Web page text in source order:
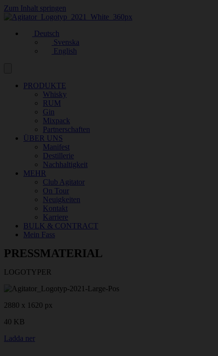
Zum Inhalt springen
Deutsch
Svenska
English
PRODUKTE
Whisky
RUM
Gin
Mixpack
Partnerschaften
ÜBER UNS
Manifest
Destillerie
Nachhaltigkeit
MEHR
Club Agitator
On Tour
Neuigkeiten
Kontakt
Karriere
BULK & CONTRACT
Mein Fass
PRESSMATERIAL
LOGOTYPER
2880 x 1620 px
40 KB
Ladda ner